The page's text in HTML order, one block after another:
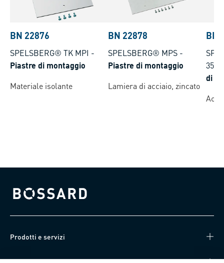
BN 22876
SPELSBERG® TK MPI -
Piastre di montaggio
Materiale isolante
BN 22878
SPELSBERG® MPS -
Piastre di montaggio
Lamiera di acciaio, zincato
BN
35
di
Bossard homepage
Prodotti e servizi